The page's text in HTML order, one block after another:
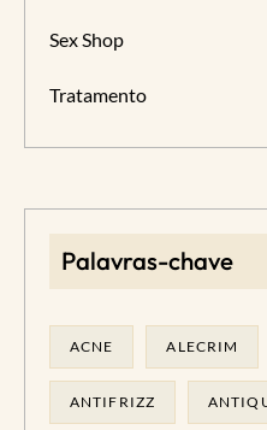
Sex Shop
Tratamento
Palavras-chave
ACNE ALECRIM
ANTIFRIZZ